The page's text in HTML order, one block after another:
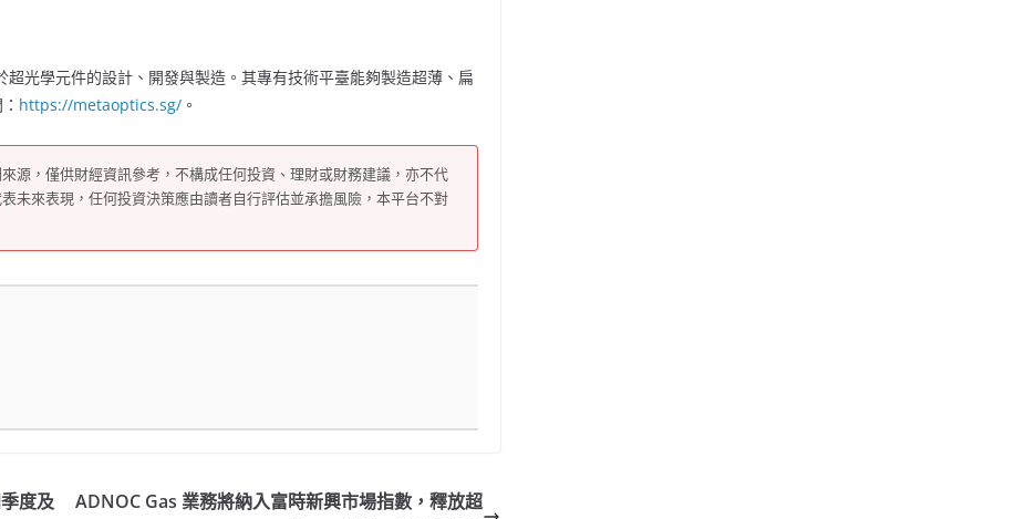
光學元件的設計、開發與製造。其專有技術平臺能夠製造超薄、扁
https://metaoptics.sg/ 。
源，僅供財經資訊參考，不構成任何投資、理財或財務建議，亦不代
未來表現，任何投資決策應由讀者自行評估並承擔風險，本平台不對
度及
ADNOC Gas 業務將納入富時新興市場指數，釋放超